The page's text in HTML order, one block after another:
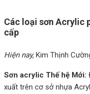
Các loại sơn Acrylic
cấp
Hiện nay, Kim Thịnh
Sơn acrylic Thế hệ Mới:
xuất trên cơ sở nhựa